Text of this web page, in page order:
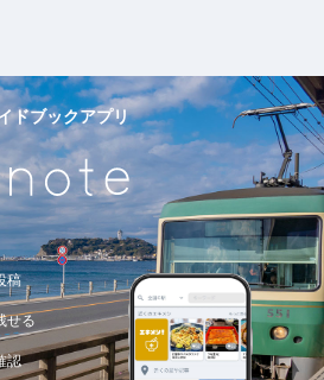
ドブックアプリ
稿
せる
認